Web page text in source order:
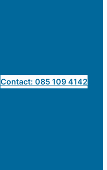
Contact: 085 109 4142